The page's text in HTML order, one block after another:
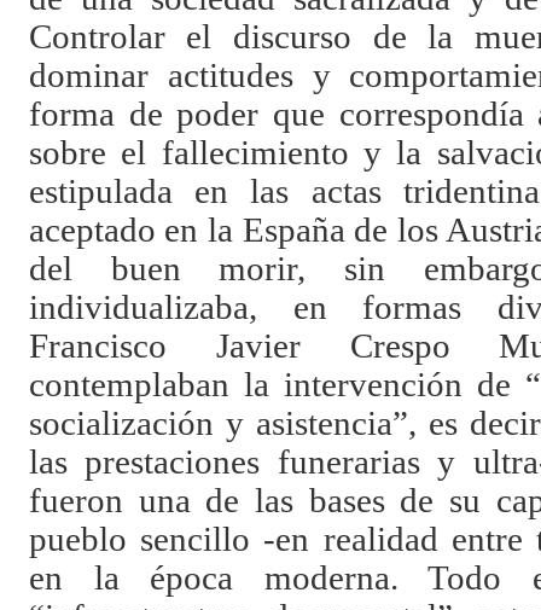
Controlar el discurso de la
dominar actitudes y
forma de poder que
sobre el fallecimiento y la
estipulada en las actas
aceptado en la España de los
del buen morir, sin
individualizaba, en formas
Francisco Javier Crespo
contemplaban la intervención de
socialización y asistencia”, es
las prestaciones funerarias y
fueron una de las bases de su
pueblo sencillo -en realidad entre
en la época moderna. Todo